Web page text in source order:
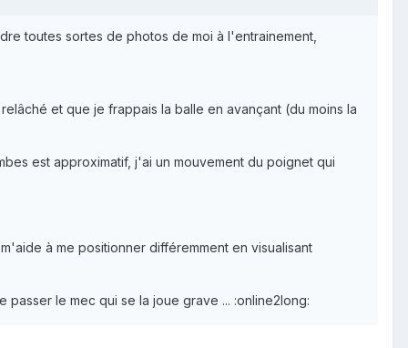
toutes sortes de photos de moi à l'entrainement,
et que je frappais la balle en avançant (du moins la
est approximatif, j'ai un mouvement du poignet qui
à me positionner différemment en visualisant
le mec qui se la joue grave ... :online2long: